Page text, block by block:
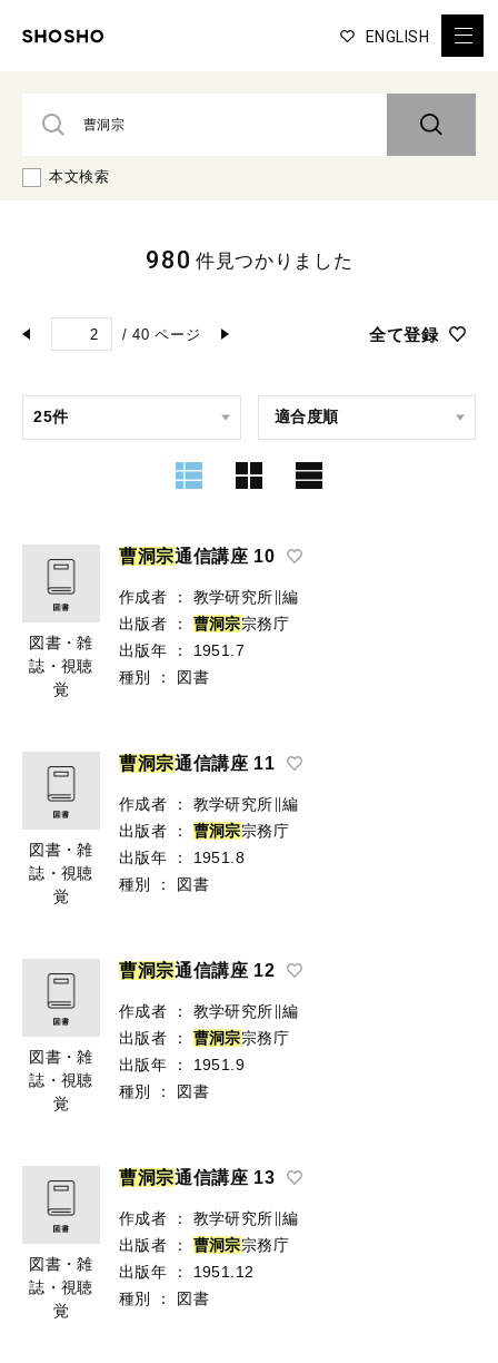
ENGLISH
本文検索
/ 40 ページ 全て登録
980 件見つかりました
図書・雑
誌・視聴
覚
曹洞宗通信講座 10
作成者 ：
教学研究所∥編
出版者
： 曹洞宗宗務庁
出版年
：
1951.7
種別
： 図書
図書・雑
誌・視聴
覚
曹洞宗通信講座 11
作成者 ：
教学研究所∥編
出版者
： 曹洞宗宗務庁
出版年
：
1951.8
種別
： 図書
図書・雑
誌・視聴
覚
曹洞宗通信講座 12
作成者 ：
教学研究所∥編
出版者
： 曹洞宗宗務庁
出版年
：
1951.9
種別
： 図書
図書・雑
誌・視聴
覚
曹洞宗通信講座 13
作成者 ：
教学研究所∥編
出版者
： 曹洞宗宗務庁
出版年
：
1951.12
種別
： 図書